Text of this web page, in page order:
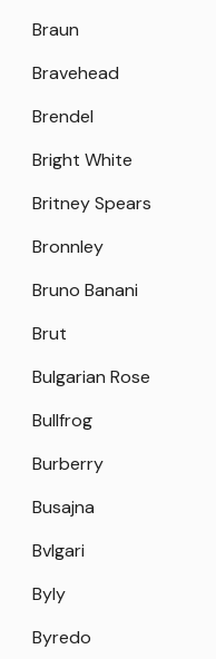
Braun
Bravehead
Brendel
Bright White
Britney Spears
Bronnley
Bruno Banani
Brut
Bulgarian Rose
Bullfrog
Burberry
Busajna
Bvlgari
Byly
Byredo